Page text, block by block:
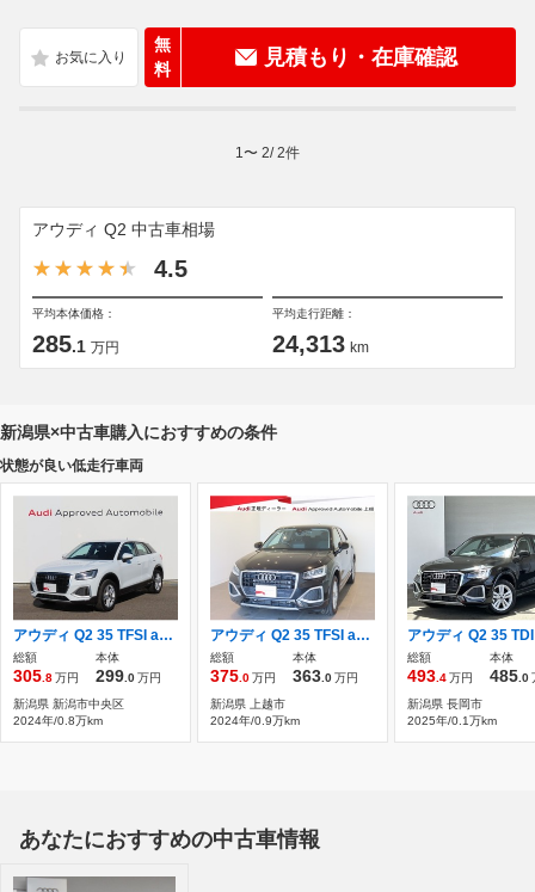
無
料
見積もり・在庫確認
1 〜 2/2件
アウディ Q2 中古車相場
4.5
平均本体価格：
285.1 万円
平均走行距離：
24,313 km
新潟県×中古車購入におすすめの条件
状態が良い低走行車両
アウディ Q2 35 TFSI advanced ナビゲーションパッケージ
総額
305 .8万円
本体
299 .0万円
新潟県 新潟市中央区
2024年/0.8万km
アウディ Q2 35 TFSI advanced テクノロジーパッケージ ナビゲーション
総額
375 .0万円
本体
363 .0万円
新潟県 上越市
2024年/0.9万km
総額
493 .4万円
本体
485 .0
新潟県 長岡市
2025年/0.1万km
あなたにおすすめの中古車情報